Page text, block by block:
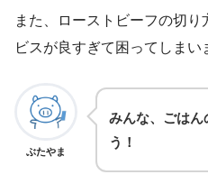
また、ローストビーフの切
ビスが良すぎて困ってしまい
ぶたやま
みんな、ごはん
う！